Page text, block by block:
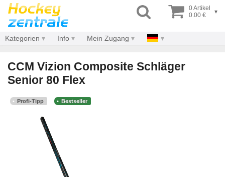
0 Artikel
0.00 €
▾
Kategorien Info Mein Zugang
CCM Vizion Composite Schläger
Senior 80 Flex
Profi-Tipp Bestseller